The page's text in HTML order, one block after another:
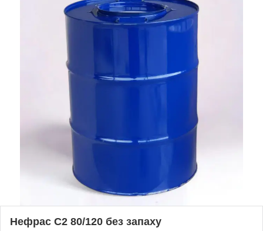
Нефрас С2 80/120 без запаху